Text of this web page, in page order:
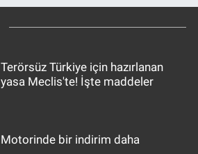
Terörsüz Türkiye için hazırlanan
yasa Meclis'te! İşte maddeler
Motorinde bir indirim daha